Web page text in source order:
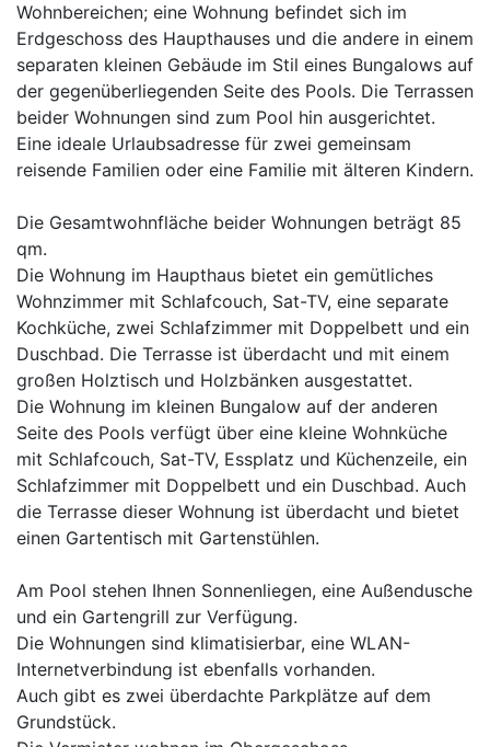
Wohnbereichen; eine Wohnung befindet sich im
Erdgeschoss des Haupthauses und die andere in einem
separaten kleinen Gebäude im Stil eines Bungalows auf
der gegenüberliegenden Seite des Pools. Die Terrassen
beider Wohnungen sind zum Pool hin ausgerichtet.
Eine ideale Urlaubsadresse für zwei gemeinsam
reisende Familien oder eine Familie mit älteren Kindern.
Die Gesamtwohnfläche beider Wohnungen beträgt 85
qm.
Die Wohnung im Haupthaus bietet ein gemütliches
Wohnzimmer mit Schlafcouch, Sat-TV, eine separate
Kochküche, zwei Schlafzimmer mit Doppelbett und ein
Duschbad. Die Terrasse ist überdacht und mit einem
großen Holztisch und Holzbänken ausgestattet.
Die Wohnung im kleinen Bungalow auf der anderen
Seite des Pools verfügt über eine kleine Wohnküche
mit Schlafcouch, Sat-TV, Essplatz und Küchenzeile, ein
Schlafzimmer mit Doppelbett und ein Duschbad. Auch
die Terrasse dieser Wohnung ist überdacht und bietet
einen Gartentisch mit Gartenstühlen.
Am Pool stehen Ihnen Sonnenliegen, eine Außendusche
und ein Gartengrill zur Verfügung.
Die Wohnungen sind klimatisierbar, eine WLAN-
Internetverbindung ist ebenfalls vorhanden.
Auch gibt es zwei überdachte Parkplätze auf dem
Grundstück.